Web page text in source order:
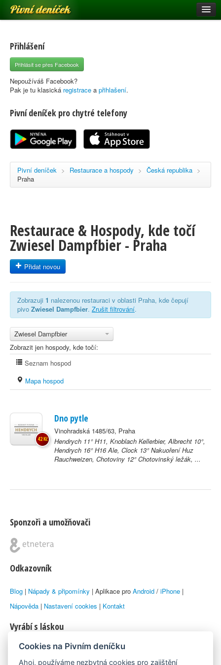
Pivní deníček
Pivní mapa
Pivní značky
Nápověda
Registrace
Přihlášení
Přihlásit se přes Facebook
Nepoužíváš Facebook?
Pak je tu klasická registrace a přihlašení.
Pivní deníček pro chytré telefony
Pivní deníček > Restaurace a hospody > Česká republika >
Praha
Restaurace & Hospody, kde točí
Zwiesel Dampfbier - Praha
Přidat novou
Zobrazuji 1 nalezenou restauraci v oblasti Praha, kde čepují
pivo Zwiesel Dampfbier. Zrušit filtrování.
Zwiesel Dampfbier
Zobrazit jen hospody, kde točí:
Seznam hospod
Mapa hospod
Dno pytle
Vinohradská 1485/63, Praha
Hendrych 11° H11, Knoblach Kellerbier, Albrecht 10°,
Hendrych 16° H16 Ale, Clock 13° Nakuoření Huz
Rauchweizen, Chotoviny 12° Chotovinský ležák, ...
42 Kč
Sponzoři a umožňovači
Odkazovník
Blog | Nápady & připomínky | Aplikace pro Android / iPhone |
Nápověda | Nastavení cookies | Kontakt
Vyrábí s láskou
© 2010–2026 byLukáš Zemanaka Emka
Cookies na Pivním deníčku
Ahoj, používáme nezbytná cookies pro zajištění